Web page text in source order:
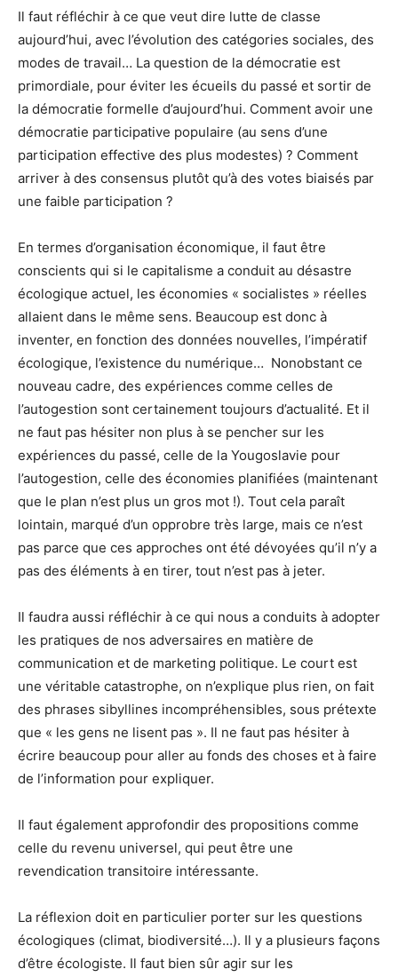
Il faut réfléchir à ce que veut dire lutte de classe
aujourd’hui, avec l’évolution des catégories sociales, des
modes de travail… La question de la démocratie est
primordiale, pour éviter les écueils du passé et sortir de
la démocratie formelle d’aujourd’hui. Comment avoir une
démocratie participative populaire (au sens d’une
participation effective des plus modestes) ? Comment
arriver à des consensus plutôt qu’à des votes biaisés par
une faible participation ?
En termes d’organisation économique, il faut être
conscients qui si le capitalisme a conduit au désastre
écologique actuel, les économies « socialistes » réelles
allaient dans le même sens. Beaucoup est donc à
inventer, en fonction des données nouvelles, l’impératif
écologique, l’existence du numérique… Nonobstant ce
nouveau cadre, des expériences comme celles de
l’autogestion sont certainement toujours d’actualité. Et il
ne faut pas hésiter non plus à se pencher sur les
expériences du passé, celle de la Yougoslavie pour
l’autogestion, celle des économies planifiées (maintenant
que le plan n’est plus un gros mot !). Tout cela paraît
lointain, marqué d’un opprobre très large, mais ce n’est
pas parce que ces approches ont été dévoyées qu’il n’y a
pas des éléments à en tirer, tout n’est pas à jeter.
Il faudra aussi réfléchir à ce qui nous a conduits à adopter
les pratiques de nos adversaires en matière de
communication et de marketing politique. Le court est
une véritable catastrophe, on n’explique plus rien, on fait
des phrases sibyllines incompréhensibles, sous prétexte
que « les gens ne lisent pas ». Il ne faut pas hésiter à
écrire beaucoup pour aller au fonds des choses et à faire
de l’information pour expliquer.
Il faut également approfondir des propositions comme
celle du revenu universel, qui peut être une
revendication transitoire intéressante.
La réflexion doit en particulier porter sur les questions
écologiques (climat, biodiversité…). Il y a plusieurs façons
d’être écologiste. Il faut bien sûr agir sur les